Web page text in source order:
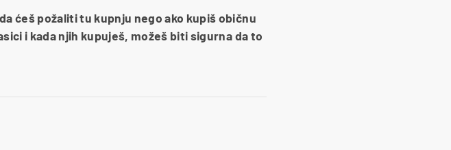
ćeš požaliti tu kupnju nego ako kupiš običnu
i kada njih kupuješ, možeš biti sigurna da to